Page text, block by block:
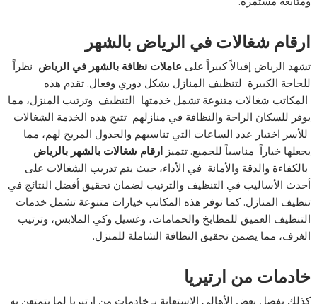
ارقام شغالات في الرياض بالشهر
تشهد الرياض إقبالاً كبيراً على عاملات نظافة بالشهر في الرياض نظراً
للحاجة الكبيرة لتنظيف المنازل بشكل دوري وفعال. تقدم هذه
المكاتب شغالات متنوعة تشمل خدمتها التنظيف وترتيب المنزل، مما
يوفر للسكان الراحة والنظافة في منازلهم تتيح هذه الخدمة الشغالات
للأسر اختيار عدد الساعات التي تناسبهم والجدول المريح لهم، مما
يجعلها خياراً مناسباً للجميع. تتميزارقام شغالات بالشهر بالرياض
بالكفاءة والدقة والأمانة في الأداء، حيث يتم تدريب الشغالات على
أحدث الأساليب في التنظيف والترتيب لضمان تحقيق أفضل النتائج في
تنظيف المنازل. كما توفر هذه المكاتب خيارات متنوعة تشمل خدمات
التنظيف العميق للمطابخ والحمامات، وغسيل وكي الملابس، وترتيب
الغرف، مما يضمن تحقيق النظافة الشاملة للمنزل.
خادمات من ارتيريا
كذلك يفضل بعض الأهالي الاستعانة بـ خادمات من ارتيريا لما يتمتعن به